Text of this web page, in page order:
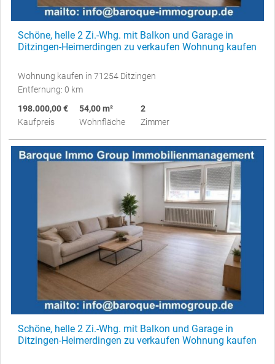
Schöne, helle 2 Zi.-Whg. mit Balkon und Garage in
Ditzingen-Heimerdingen zu verkaufen Wohnung kaufen
Wohnung kaufen in 71254 Ditzingen
Entfernung: 0 km
198.000,00 €
Kaufpreis
54,00 m²
Wohnfläche
2
Zimmer
Schöne, helle 2 Zi.-Whg. mit Balkon und Garage in
Ditzingen-Heimerdingen zu verkaufen Wohnung kaufen